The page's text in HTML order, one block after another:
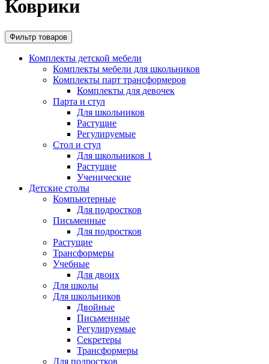
Коврики
Фильтр товаров
Комплекты детской мебели
Комплекты мебели для школьников
Комплекты парт трансформеров
Комплекты для девочек
Парта и стул
Для школьников
Растущие
Регулируемые
Стол и стул
Для школьников 1
Растущие
Ученические
Детские столы
Компьютерные
Для подростков
Письменные
Для подростков
Растущие
Трансформеры
Учебные
Для двоих
Для школы
Для школьников
Двойные
Письменные
Регулируемые
Секретеры
Трансформеры
Для подростков